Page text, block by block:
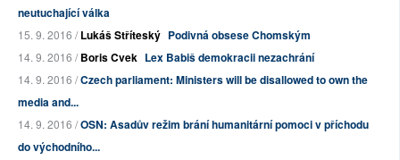
neutuchající válka
15. 9. 2016 /Lukáš Stříteský Podivná obsese Chomským
14. 9. 2016 /Boris Cvek Lex Babiš demokracii nezachrání
14. 9. 2016 /Czech parliament: Ministers will be disallowed to own the
media and...
14. 9. 2016 /OSN: Asadův režim brání humanitární pomoci v příchodu
do východního...